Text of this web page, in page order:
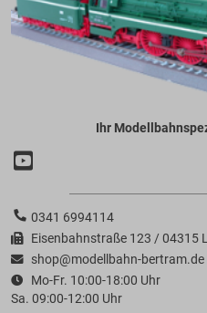
Ihr
0341 6994114
Eisenbahnstraße 123 / 04315
shop@modellbahn-bertram.de
Mo-Fr. 10:00-18:00 Uhr
Sa. 09:00-12:00 Uhr